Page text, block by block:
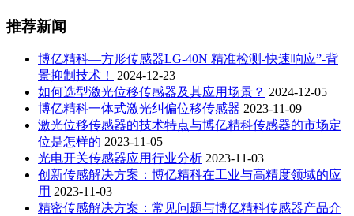
推荐新闻
博亿精科—方形传感器LG-40N 精准检测-快速响应”-背
景抑制技术！
2024-12-23
如何选型激光位移传感器及其应用场景？ 2024-12-05
博亿精科一体式激光纠偏位移传感器 2023-11-09
激光位移传感器的技术特点与博亿精科传感器的市场定
位是怎样的 2023-11-05
光电开关传感器应用行业分析 2023-11-03
创新传感解决方案：博亿精科在工业与高精度领域的应
用 2023-11-03
精密传感解决方案：常见问题与博亿精科传感器产品介